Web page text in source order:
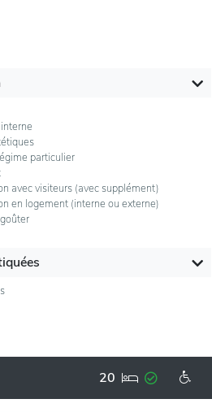
particulier
avec visiteurs (avec supplément)
en logement (interne ou externe)
20